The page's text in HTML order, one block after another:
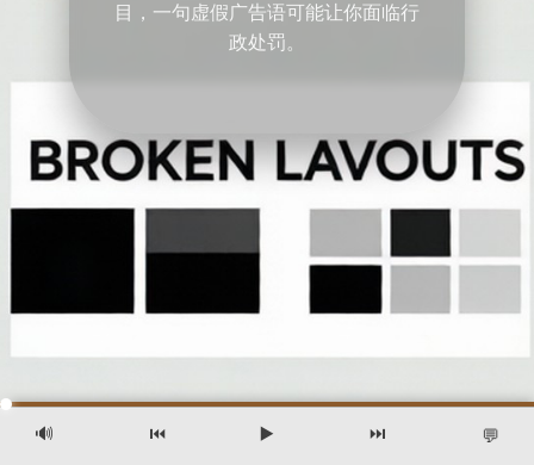
目，一句虚假广告语可能让你面临行
政处罚。
🔊 ⏮️ ▶️ ⏭️ 💬